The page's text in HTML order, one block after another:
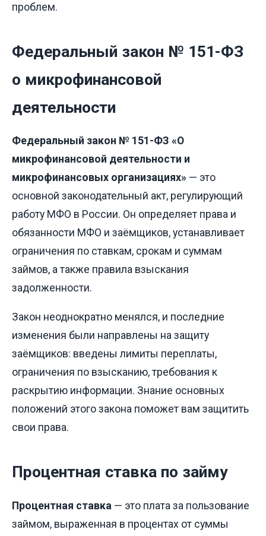
проблем.
Федеральный закон № 151-ФЗ
о микрофинансовой
деятельности
Федеральный закон № 151-ФЗ «О
микрофинансовой деятельности и
микрофинансовых организациях» — это
основной законодательный акт, регулирующий
работу МФО в России. Он определяет права и
обязанности МФО и заёмщиков, устанавливает
ограничения по ставкам, срокам и суммам
займов, а также правила взыскания
задолженности.
Закон неоднократно менялся, и последние
изменения были направлены на защиту
заёмщиков: введены лимиты переплаты,
ограничения по взысканию, требования к
раскрытию информации. Знание основных
положений этого закона поможет вам защитить
свои права.
Процентная ставка по займу
Процентная ставка — это плата за пользование
займом, выраженная в процентах от суммы